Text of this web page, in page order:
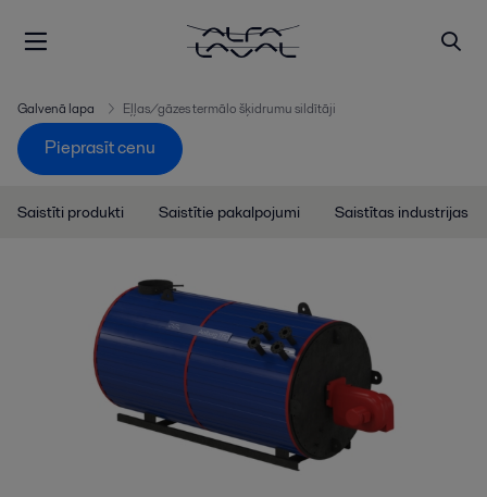
Galvenā lapa Eļļas/gāzes termālo šķidrumu sildītāji
Pieprasīt cenu
Saistīti produkti Saistītie pakalpojumi Saistītas industrijas